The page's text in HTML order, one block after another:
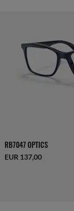
RB7047 OPTICS
EUR 137,00